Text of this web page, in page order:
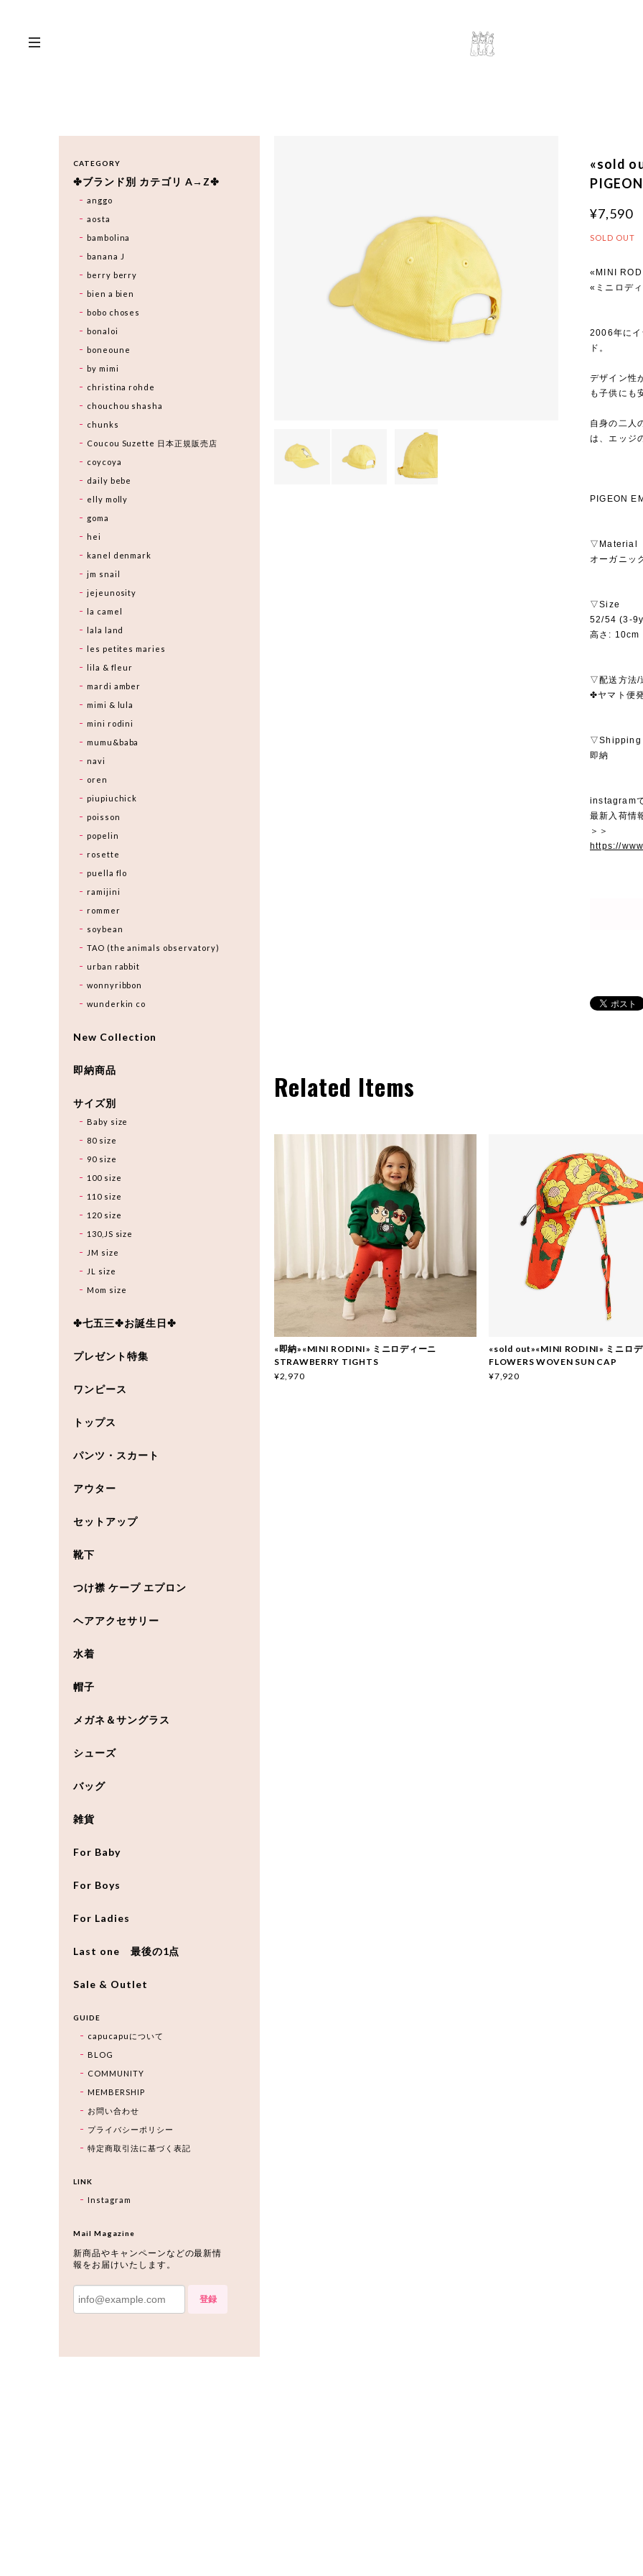
«sold
¥7,590
SOLD OUT
«MINI
«ミニロデ
2006年にイ
ド。
デザイン性
も子供にも
自身の二人
は、エッジ
PIGEON
▽Material
オーガニッ
▽Size
52/54 (3-
高さ: 10cm
▽配送方法/
✤ヤマト便
▽Shipping
即納
instagram
最新入荷情
＞＞
https://
Related Items
«即納»«MINI RODINI» ミニロディーニ
STRAWBERRY TIGHTS
¥2,970
«sold out»«MINI RODINI» ミニロ
FLOWERS WOVEN SUN CAP
¥7,920
CATEGORY
✤ブランド別 カテゴリ A→Z✤
anggo
aosta
bambolina
banana J
berry berry
bien a bien
bobo choses
bonaloi
boneoune
by mimi
christina rohde
chouchou shasha
chunks
Coucou Suzette 日本正規販売店
coycoya
daily bebe
elly molly
goma
hei
kanel denmark
jm snail
jejeunosity
la camel
lala land
les petites maries
lila & fleur
mardi amber
mimi & lula
mini rodini
mumu&baba
navi
oren
piupiuchick
poisson
popelin
rosette
puella flo
ramijini
rommer
soybean
TAO (the animals observatory)
urban rabbit
wonnyribbon
wunderkin co
New Collection
即納商品
サイズ別
Baby size
80 size
90 size
100 size
110 size
120 size
130,JS size
JM size
JL size
Mom size
✤七五三✤お誕生日✤
プレゼント特集
ワンピース
トップス
パンツ・スカート
アウター
セットアップ
靴下
つけ襟 ケープ エプロン
ヘアアクセサリー
水着
帽子
メガネ＆サングラス
シューズ
バッグ
雑貨
For Baby
For Boys
For Ladies
Last one 最後の1点
Sale & Outlet
GUIDE
capucapuについて
BLOG
COMMUNITY
MEMBERSHIP
お問い合わせ
プライバシーポリシー
特定商取引法に基づく表記
LINK
Instagram
Mail Magazine
新商品やキャンペーンなどの最新情
報をお届けいたします。
登録